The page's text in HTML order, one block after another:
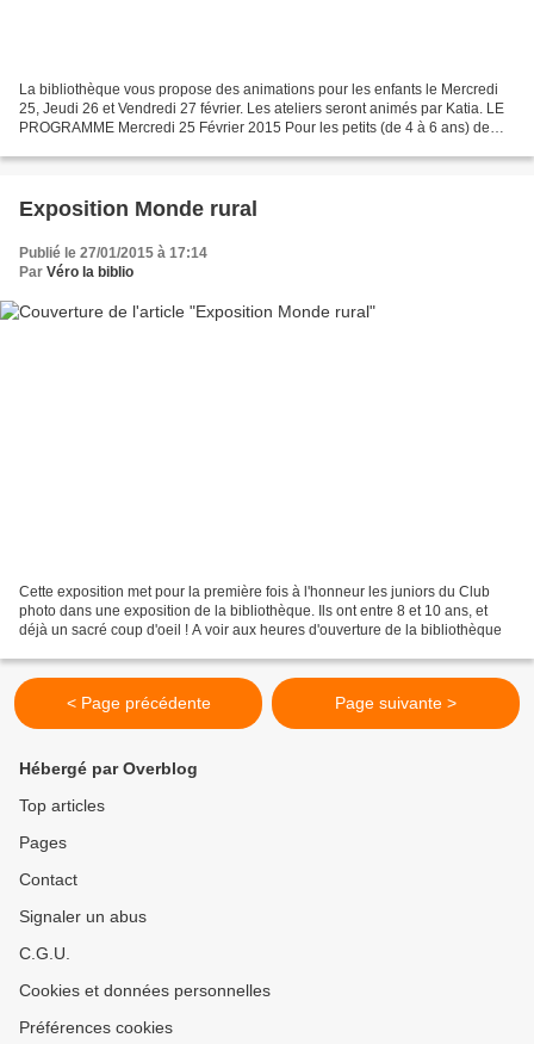
La bibliothèque vous propose des animations pour les enfants le Mercredi
25, Jeudi 26 et Vendredi 27 février. Les ateliers seront animés par Katia. LE
PROGRAMME Mercredi 25 Février 2015 Pour les petits (de 4 à 6 ans) de
Exposition Monde rural
Publié le 27/01/2015 à 17:14
Par Véro la biblio
Cette exposition met pour la première fois à l'honneur les juniors du Club
photo dans une exposition de la bibliothèque. Ils ont entre 8 et 10 ans, et
déjà un sacré coup d'oeil ! A voir aux heures d'ouverture de la bibliothèque
< Page précédente Page suivante >
Hébergé par Overblog
Top articles
Pages
Contact
Signaler un abus
C.G.U.
Cookies et données personnelles
Préférences cookies